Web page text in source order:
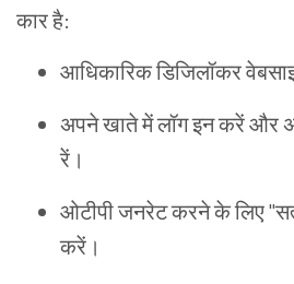
कारहै:
आधिकारिकडिजिलॉकर
अपनेखातेमेंलॉगइनकरेंऔर
रें ।
ओटीपीजनरेटकरनेकेलिए"
करें ।